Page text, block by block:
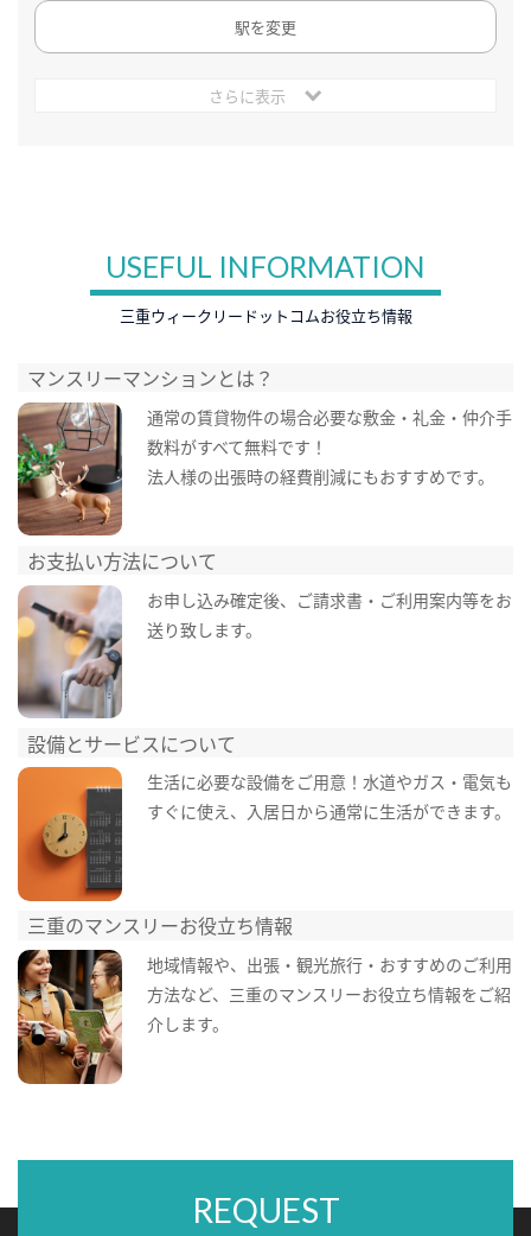
駅を変更
さらに表示
USEFUL INFORMATION
三重ウィークリードットコムお役立ち情報
マンスリーマンションとは？
通常の賃貸物件の場合必要な敷金・礼金・仲介手
数料がすべて無料です！
法人様の出張時の経費削減にもおすすめです。
お支払い方法について
お申し込み確定後、ご請求書・ご利用案内等をお
送り致します。
設備とサービスについて
生活に必要な設備をご用意！水道やガス・電気も
すぐに使え、入居日から通常に生活ができます。
三重のマンスリーお役立ち情報
地域情報や、出張・観光旅行・おすすめのご利用
方法など、三重のマンスリーお役立ち情報をご紹
介します。
REQUEST